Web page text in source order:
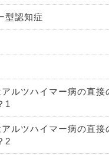
型認知症
ルツハイマー病の直接
1
ルツハイマー病の直接
2